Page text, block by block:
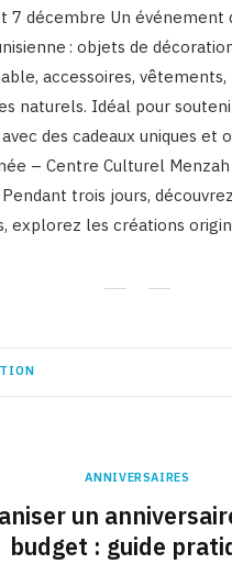
7 décembre Un événement
: objets de
accessoires, vêtements,
naturels. Idéal pour
des cadeaux uniques et
– Centre Culturel
trois jours,
explorez les créations
ANNIVERSAIRES
un
budget : guide